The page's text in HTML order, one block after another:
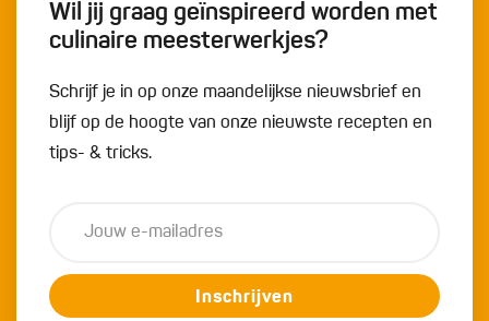
Wil jij graag geïnspireerd worden met
culinaire meesterwerkjes?
Schrijf je in op onze maandelijkse nieuwsbrief en
blijf op de hoogte van onze nieuwste recepten en
tips- & tricks.
Inschrijven